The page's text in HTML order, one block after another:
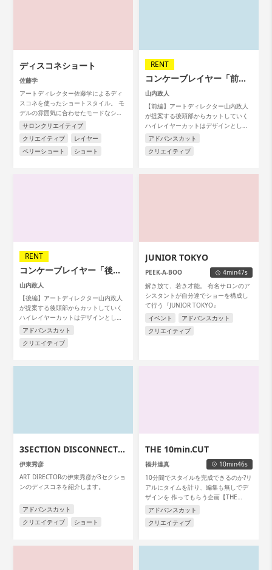
ディスコネショート
佐藤学
アートディレクター佐藤学によるディ
スコネを使ったショートスタイル。 モ
デルの雰囲気に合わせたモードなショ
ートスタイル。
サロンクリエイティブ
クリエイティブ
レイヤー
ベリーショート
ショート
RENT
コンケーブレイヤー「前
編」
山内政人
【前編】アートディレクター山内政人
が提案する後頭部からカットしていく
ハイレイヤーカットはデザインとして
も機能的にも優れたテクニック。今回
ル展開を見せてくれます。
アドバンスカット
クリエイティブ
RENT
コンケーブレイヤー「後
編」
山内政人
【後編】アートディレクター山内政人
が提案する後頭部からカットしていく
ハイレイヤーカットはデザインとして
も機能的にも優れたテクニック。今回
ル展開を見せてくれます。
アドバンスカット
クリエイティブ
JUNIOR TOKYO
PEEK-A-BOO
4min47s
解き放て、若き才能。 有名サロンのア
シスタントが自分達でショーを構成し
て行う『JUNIOR TOKYO』
イベント
アドバンスカット
クリエイティブ
3SECTION DISCONNECT
LAYERED SHORT
伊東秀彦
ART DIRECTORの伊東秀彦が3セクショ
ンのディスコネを紹介します。
アドバンスカット
クリエイティブ
ショート
THE 10min.CUT
福井達真
10min46s
10分間でスタイルを完成できるのか?リ
アルにタイムを計り、編集も無しでデ
ザインを 作ってもらう企画【THE
10min. CUT】 アートディレクター
福井達真が挑戦します。
アドバンスカット
クリエイティブ